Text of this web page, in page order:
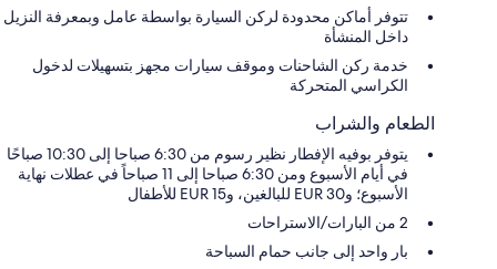
تتوفر أماكن محدودة لركن السيارة بواسطة عامل وبمعرفة النزيل
داخل المنشأة
خدمة ركن الشاحنات وموقف سيارات مجهز بتسهيلات لدخول
الكراسي المتحركة
الطعام والشراب
يتوفر بوفيه الإفطار نظير رسوم من 6:30 صباحا إلى 10:30 صباحًا
في أيام الأسبوع ومن 6:30 صباحا إلى 11 صباحاً في عطلات نهاية
الأسبوع؛ و30 EUR للبالغين، و15 EUR للأطفال
2 من البارات/الاستراحات
بار واحد إلى جانب حمام السباحة